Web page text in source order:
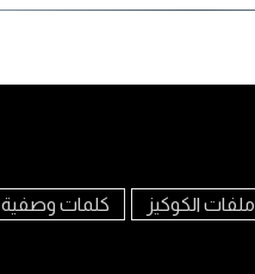
ملفات الكوكيز كلمات وصفية